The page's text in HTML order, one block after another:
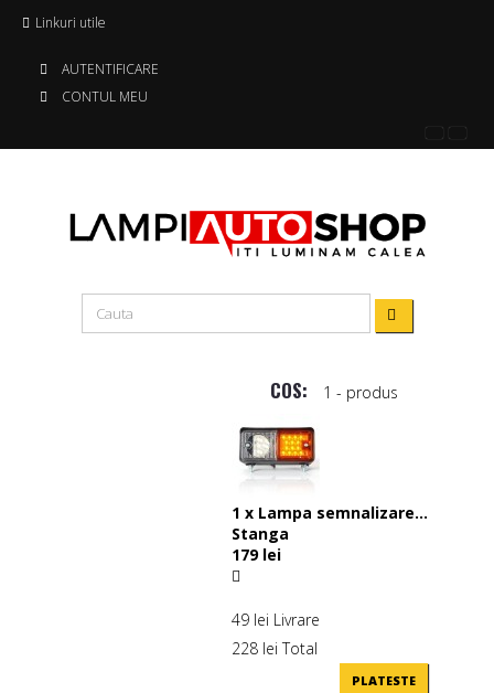
Linkuri utile
AUTENTIFICARE
CONTUL MEU
COS: 1 - produs
1 x Lampa semnalizare...
Stanga
179 lei
49 lei Livrare
228 lei Total
PLATESTE